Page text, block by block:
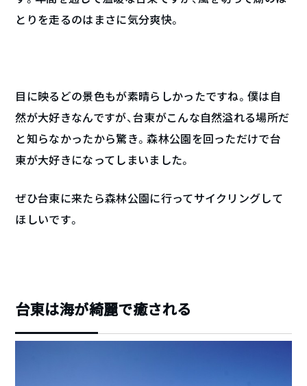
とりを走るのはまさに気分爽快。
目に映るどの景色もが素晴らしかったですね。僕は自
然が大好きなんですが、台東がこんな自然溢れる場所だ
と知らなかったから驚き。森林公園を回っただけで台
東が大好きになってしまいました。
ぜひ台東に来たら森林公園に行ってサイクリングして
ほしいです。
台東は海が綺麗で癒される